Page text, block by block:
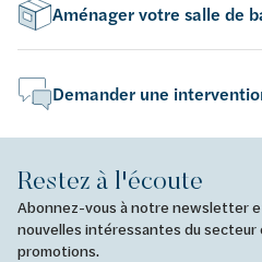
Aménager votre salle de
Demander une
Restez à l'écoute
Abonnez-vous à notre newsletter
nouvelles intéressantes du
promotions.